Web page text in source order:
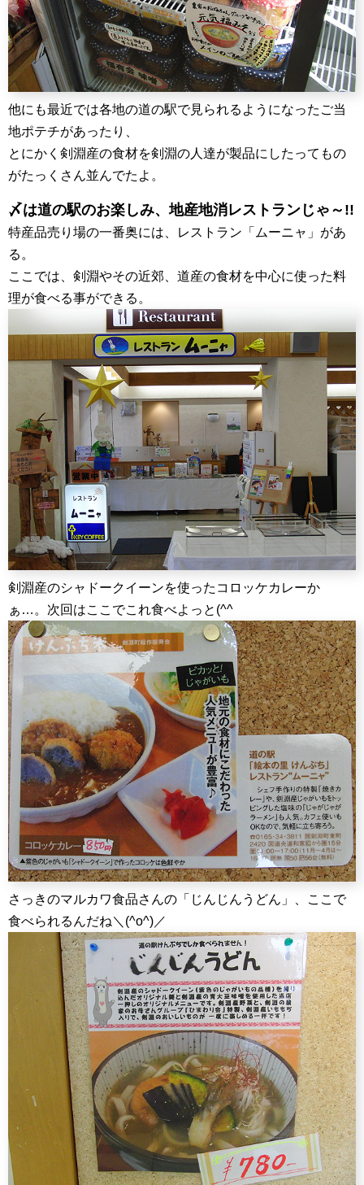
他にも最近では各地の道の駅で見られるようになったご当
地ポテチがあったり、
とにかく剣淵産の食材を剣淵の人達が製品にしたってもの
がたっくさん並んでたよ。
〆は道の駅のお楽しみ、地産地消レストランじゃ～!!
特産品売り場の一番奥には、レストラン「ムーニャ」があ
る。
ここでは、剣淵やその近郊、道産の食材を中心に使った料
理が食べる事ができる。
剣淵産のシャドークイーンを使ったコロッケカレーか
ぁ…。次回はここでこれ食べよっと(^^
さっきのマルカワ食品さんの「じんじんうどん」、ここで
食べられるんだね＼(^o^)／